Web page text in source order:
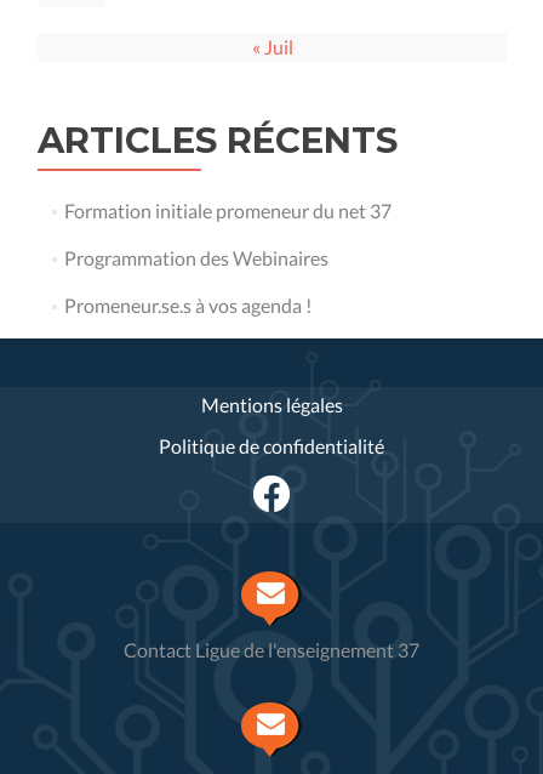
« Juil
ARTICLES RÉCENTS
Formation initiale promeneur du net 37
Programmation des Webinaires
Promeneur.se.s à vos agenda !
Mentions légales
Politique de confidentialité
Contact Ligue de l'enseignement 37